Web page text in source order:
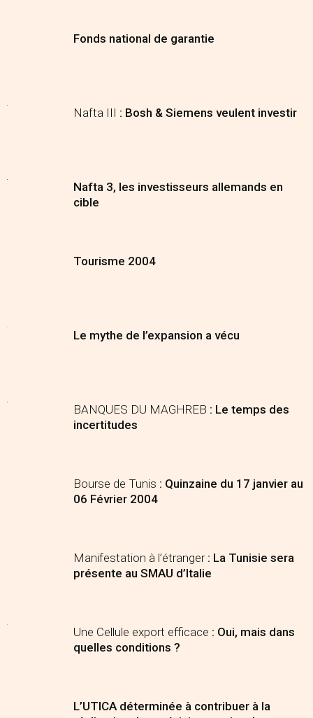
Fonds national de garantie
Nafta III : Bosh & Siemens veulent investir
Nafta 3, les investisseurs allemands en
cible
Tourisme 2004
Le mythe de l’expansion a vécu
BANQUES DU MAGHREB : Le temps des
incertitudes
Bourse de Tunis : Quinzaine du 17 janvier au
06 Février 2004
Manifestation à l’étranger : La Tunisie sera
présente au SMAU d’Italie
Une Cellule export efficace : Oui, mais dans
quelles conditions ?
L’UTICA déterminée à contribuer à la